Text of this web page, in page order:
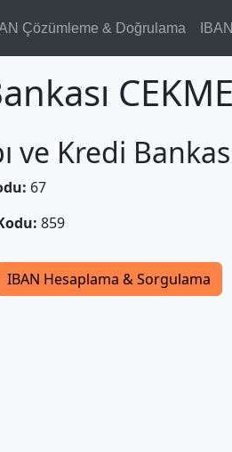
Çözümleme & Doğrulama
ve Kredi
67
859
IBAN Hesaplama & Sorgulama